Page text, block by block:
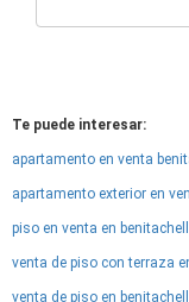
Te puede interesar:
apartamento en venta
apartamento exterior en
piso en venta en
venta de piso con terraza
venta de piso en